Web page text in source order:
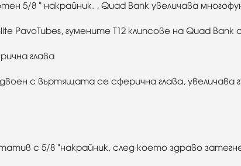
5/8 " накрайник. , Quad Bank увеличава
PavoTubes, гумените T12 клипсове на Quad
глава
с въртящата се сферична глава,
с 5/8 "накрайник, след което здраво